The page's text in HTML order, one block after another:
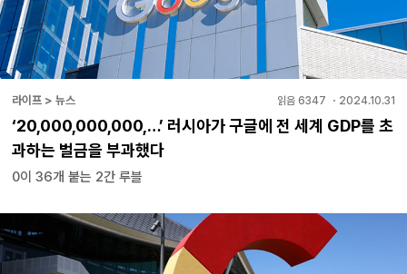
라이프 > 뉴스 읽음 6347 ・ 2024.10.31
‘20,000,000,000,…’ 러시아가 구글에 전 세계 GDP를 초
과하는 벌금을 부과했다
0이 36개 붙는 2간 루블